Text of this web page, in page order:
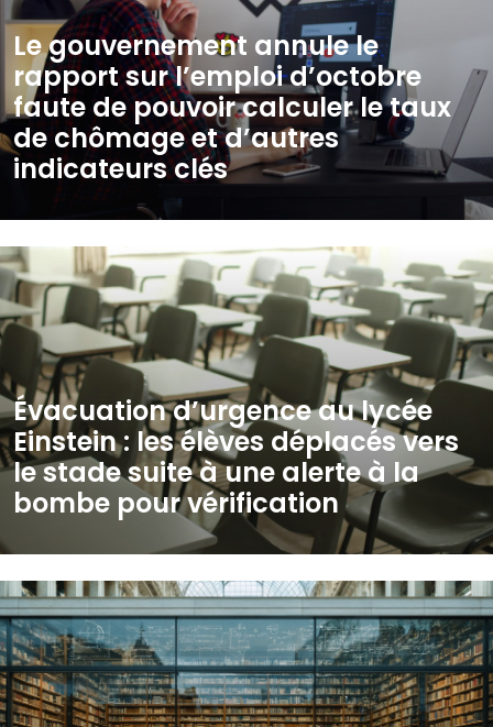
Le gouvernement annule le
rapport sur l’emploi d’octobre
faute de pouvoir calculer le taux
de chômage et d’autres
indicateurs clés
Évacuation d’urgence au lycée
Einstein : les élèves déplacés vers
le stade suite à une alerte à la
bombe pour vérification